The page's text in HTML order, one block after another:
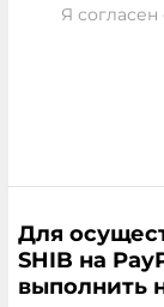
Я согласен
Для
SHIB на
выполнить